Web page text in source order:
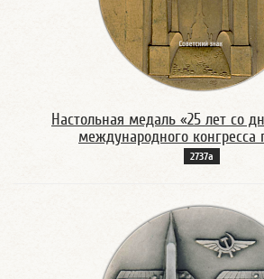
Настольная медаль «25 лет со
международного конгресса
2737а